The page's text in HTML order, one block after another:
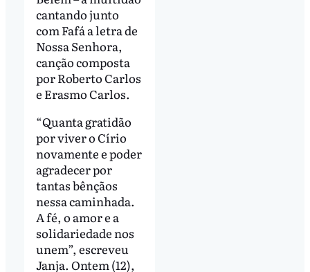
cantando junto
com Fafá a letra de
Nossa Senhora,
canção composta
por Roberto Carlos
e Erasmo Carlos.
“Quanta gratidão
por viver o Círio
novamente e poder
agradecer por
tantas bênçãos
nessa caminhada.
A fé, o amor e a
solidariedade nos
unem”, escreveu
Janja. Ontem (12),